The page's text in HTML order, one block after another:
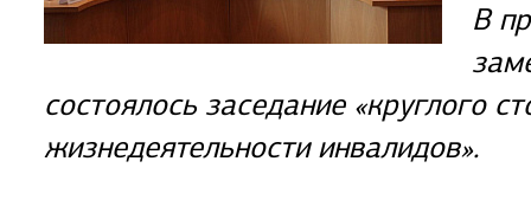
В
состоялось заседание «круглого
жизнедеятельности инвалидов».